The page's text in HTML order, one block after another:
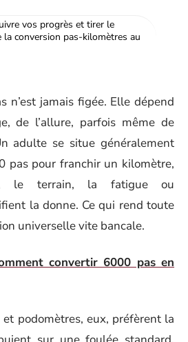
vos progrès et tirer le
la conversion pas-kilomètres au
n’est jamais figée. Elle dépend
de l’allure, parfois même de
adulte se situe généralement
pas pour franchir un kilomètre,
le terrain, la fatigue ou
la donne. Ce qui rend toute
universelle vite bancale.
convertir 6000 pas en
podomètres, eux, préfèrent la